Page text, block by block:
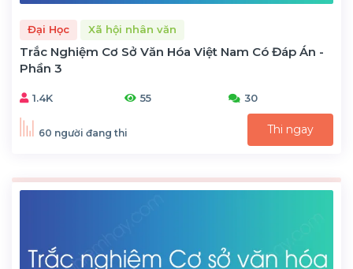
Đại Học Xã hội nhân văn
Trắc Nghiệm Cơ Sở Văn Hóa Việt Nam Có Đáp Án -
Phần 3
1.4K 55 30
60 người đang thi Thi ngay